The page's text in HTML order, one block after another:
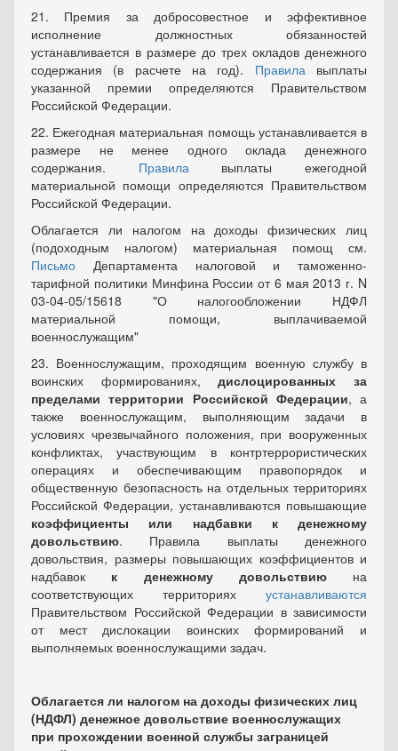
21. Премия за добросовестное и эффективное
исполнение должностных обязанностей
устанавливается в размере до трех окладов денежного
содержания (в расчете на год). Правилавыплаты
указанной премии определяются Правительством
Российской Федерации.
22. Ежегодная материальная помощь устанавливается в
размере не менее одного оклада денежного
содержания. Правилавыплаты ежегодной
материальной помощи определяются Правительством
Российской Федерации.
Облагается ли налогом на доходы физических лиц
(подоходным налогом) материальная помощ см.
Письмо Департамента налоговой и таможенно-
тарифной политики Минфина России от 6 мая 2013 г. N
03-04-05/15618 "О налогообложении НДФЛ
материальной помощи, выплачиваемой
военнослужащим"
23. Военнослужащим, проходящим военную службу в
воинских формированиях,дислоцированных за
пределами территории Российской Федерации, а
также военнослужащим, выполняющим задачи в
условиях чрезвычайного положения, при вооруженных
конфликтах, участвующим в контртеррористических
операциях и обеспечивающим правопорядок и
общественную безопасность на отдельных территориях
Российской Федерации, устанавливаются повышающие
коэффициенты или надбавки к денежному
довольствию. Правила выплаты денежного
довольствия, размеры повышающих коэффициентов и
надбавок к денежному довольствиюна
соответствующих территориях устанавливаются
Правительством Российской Федерации в зависимости
от мест дислокации воинских формирований и
выполняемых военнослужащими задач.
Облагается ли налогом на доходы физических лиц
(НДФЛ) денежное довольствие военнослужащих
при прохождении военной службы заграницей